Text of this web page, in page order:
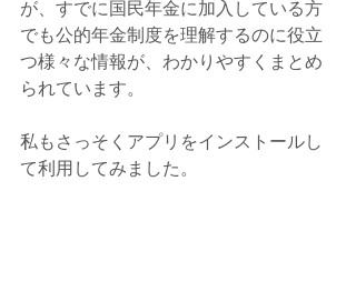
が、すでに国民年金に加入している方
でも公的年金制度を理解するのに役立
つ様々な情報が、わかりやすくまとめ
られています。
私もさっそくアプリをインストールし
て利用してみました。